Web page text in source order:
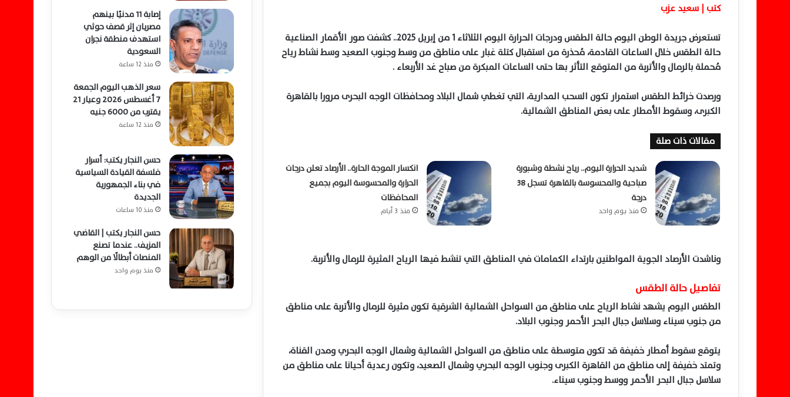
كتب | سعيد عزب
تستعرض جريدة الوطن اليوم حالة الطقس ودرجات الحرارة اليوم الثلاثاء 1 من إبريل 2025.. كشفت صور الأقمار الصناعية
حالة الطقس خلال الساعات القادمة، مُحذرة من استقبال كتلة غبار على مناطق من وسط وجنوب الصعيد وسط نشاط رياح
مُحملة بالرمال والأتربة من المتوقع التأثر بها حتى الساعات المبكرة من صباح غد الأربعاء .
ورصدت خرائط الطقس استمرار تكون السحب المدارية، التي تغطي شمال البلاد ومحافظات الوجه البحرى مرورا بالقاهرة
الكبرى، وسقوط الأمطار على بعض المناطق الشمالية.
مقالات ذات صلة
شديد الحرارة اليوم.. رياح نشطة وشبورة
صباحية والمحسوسة بالقاهرة تسجل 38
درجة
منذ يوم واحد
انكسار الموجة الحارة.. الأرصاد تعلن درجات
الحرارة والمحسوسة اليوم بجميع
المحافظات
منذ 3 أيام
وناشدت الأرصاد الجوية المواطنين بارتداء الكمامات في المناطق التي تنشط فيها الرياح المثيرة للرمال والأتربة.
تفاصيل حالة الطقس
الطقس اليوم يشهد نشاط الرياح على مناطق من السواحل الشمالية الشرقية تكون مثيرة للرمال والأتربة على مناطق
من جنوب سيناء وسلاسل جبال البحر الأحمر وجنوب البلاد.
يتوقع سقوط أمطار خفيفة قد تكون متوسطة على مناطق من السواحل الشمالية وشمال الوجه البحري ومدن القناة،
وتمتد خفيفة إلى مناطق من القاهرة الكبرى وجنوب الوجه البحري وشمال الصعيد، وتكون رعدية أحيانا على مناطق من
سلاسل جبال البحر الأحمر ووسط وجنوب سيناء.
إصابة 11 مدنيًا بينهم
مصريان إثر قصف حوثي
استهدف منطقة نجران
السعودية
منذ 12 ساعة
سعر الذهب اليوم الجمعة
7 أغسطس 2026 وعيار 21
يقترب من 6000 جنيه
منذ 12 ساعة
حسن النجار يكتب: أسرار
فلسفة القيادة السياسية
في بناء الجمهورية
الجديدة
منذ 10 ساعات
حسن النجار يكتب | القاضي
المزيف.. عندما تصنع
المنصات أبطالًا من الوهم
منذ يوم واحد